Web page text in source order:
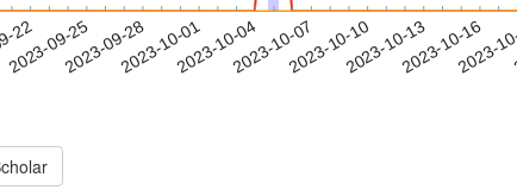
22
2023-09-252023-09-282023-10-012023-10-042023-10-072023-10-102023-10-132023-10-16
2023-